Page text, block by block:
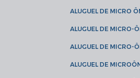
ALUGUEL DE MICRO
ALUGUEL DE
ALUGUEL DE
ALUGUEL DE